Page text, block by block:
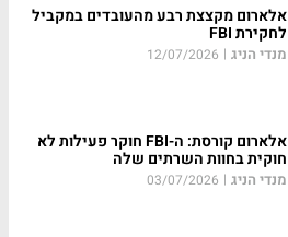
אלארום מקצצת רבע מהעובדים במקביל
לחקירת FBI
מנדי הניג |
12/07/2026
אלארום קורסת: ה-FBI חוקר פעילות לא
חוקית בחוות השרתים שלה
מנדי הניג |
03/07/2026